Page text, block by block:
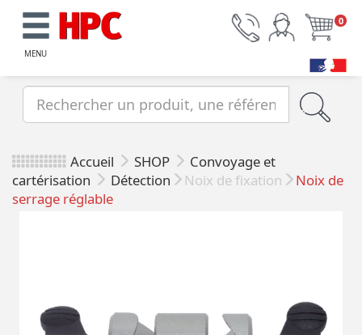
MENU
0
Accueil SHOP
Convoyage et
cartérisation
Détection Noix de fixation
Noix de
serrage réglable